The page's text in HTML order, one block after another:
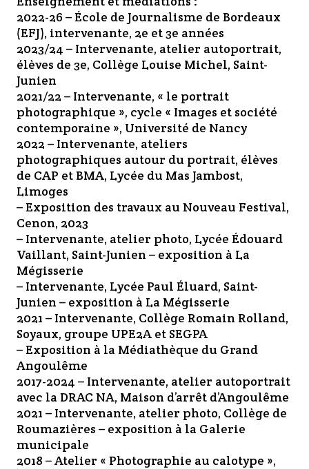
2022-26 – École de Journalisme de Bordeaux
(EFJ), intervenante, 2e et 3e années
2023/24 – Intervenante, atelier autoportrait,
élèves de 3e, Collège Louise Michel, Saint-
Junien
2021/22 – Intervenante, « le portrait
photographique », cycle « Images et société
contemporaine », Université de Nancy
2022 – Intervenante, ateliers
photographiques autour du portrait, élèves
de CAP et BMA, Lycée du Mas Jambost,
Limoges
– Exposition des travaux au Nouveau Festival,
Cenon, 2023
– Intervenante, atelier photo, Lycée Édouard
Vaillant, Saint-Junien – exposition à La
Mégisserie
– Intervenante, Lycée Paul Éluard, Saint-
Junien – exposition à La Mégisserie
2021 – Intervenante, Collège Romain Rolland,
Soyaux, groupe UPE2A et SEGPA
– Exposition à la Médiathèque du Grand
Angoulême
2017-2024 – Intervenante, atelier autoportrait
avec la DRAC NA, Maison d’arrêt d’Angoulême
2021 – Intervenante, atelier photo, Collège de
Roumazières – exposition à la Galerie
municipale
2018 – Atelier « Photographie au calotype »,